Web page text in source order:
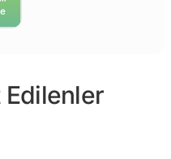
Edilenler